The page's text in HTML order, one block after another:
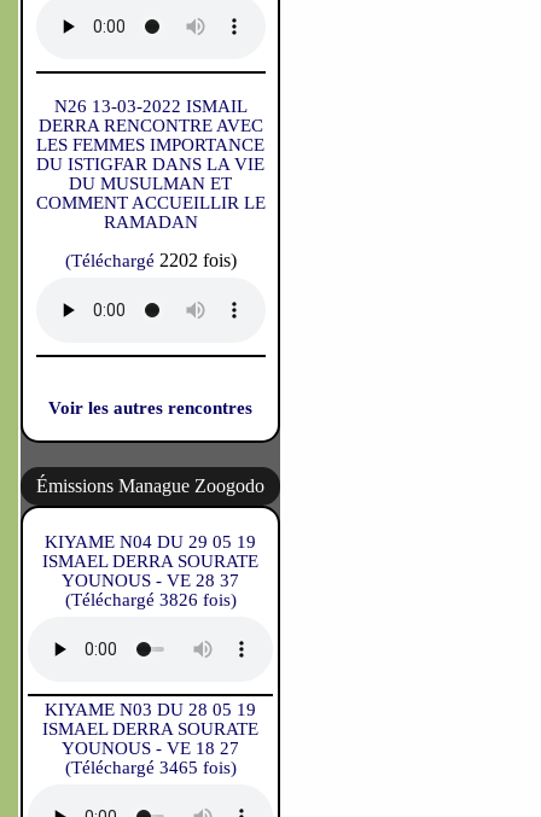
N26 13-03-2022 ISMAIL
DERRA RENCONTRE AVEC
LES FEMMES IMPORTANCE
DU ISTIGFAR DANS LA VIE
DU MUSULMAN ET
COMMENT ACCUEILLIR LE
RAMADAN
(Téléchargé 2202 fois)
Voir les autres rencontres
Émissions Manague Zoogodo
KIYAME N04 DU 29 05 19
ISMAEL DERRA SOURATE
YOUNOUS - VE 28 37
(Téléchargé 3826 fois)
KIYAME N03 DU 28 05 19
ISMAEL DERRA SOURATE
YOUNOUS - VE 18 27
(Téléchargé 3465 fois)